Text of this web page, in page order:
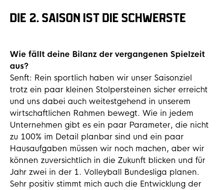
DIE 2. SAISON IST DIE SCHWERSTE
Wie fällt deine Bilanz der vergangenen Spielzeit
aus?
Senft: Rein sportlich haben wir unser Saisonziel
trotz ein paar kleinen Stolpersteinen sicher erreicht
und uns dabei auch weitestgehend in unserem
wirtschaftlichen Rahmen bewegt. Wie in jedem
Unternehmen gibt es ein paar Parameter, die nicht
zu 100% im Detail planbar sind und ein paar
Hausaufgaben müssen wir noch machen, aber wir
können zuversichtlich in die Zukunft blicken und für
Jahr zwei in der 1. Volleyball Bundesliga planen.
Sehr positiv stimmt mich auch die Entwicklung der